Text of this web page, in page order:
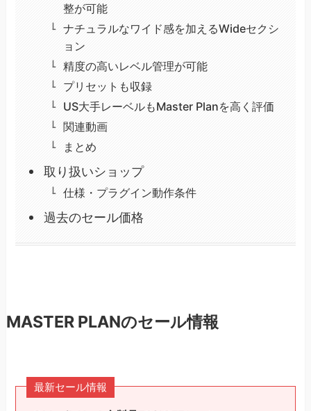
整が可能
ナチュラルなワイド感を加えるWideセクシ
ョン
精度の高いレベル管理が可能
プリセットも収録
US大手レーベルもMaster Planを高く評価
関連動画
まとめ
取り扱いショップ
仕様・プラグイン動作条件
過去のセール価格
MASTER PLANのセール情報
最新セール情報